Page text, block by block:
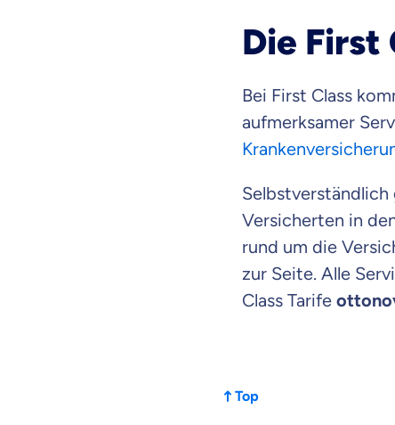
Die First
Bei First Class
aufmerksamer
Versicherten in
rund um die
zur Seite. Alle
Class Tarife
Top
Weil es
Objektive und
Wir möchten,
Wir helfen dir
Wozu dürfen